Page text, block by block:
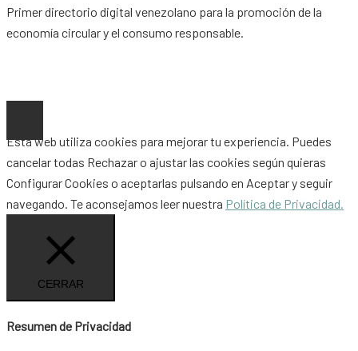
Primer directorio digital venezolano para la promoción de la
economía circular y el consumo responsable.
Esta web utiliza cookies para mejorar tu experiencia. Puedes
cancelar todas Rechazaro ajustar las cookies según quieras
Configurar Cookies o aceptarlas pulsando en Aceptary seguir
navegando. Te aconsejamos leer nuestra Política de Privacidad.
CERRAR
Resumen de Privacidad